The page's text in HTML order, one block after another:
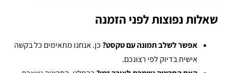
שאלות נפוצות לפני הזמנה
אפשר לשלב תמונה עם טקסט?כן. אנחנו מתאימים כל בקשה
אישית בדיוק לפי רצונכם.